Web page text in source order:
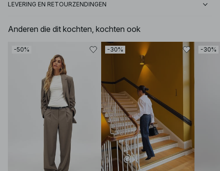
LEVERING EN RETOURZENDINGEN
Anderen die dit kochten, kochten ook
-50% -30% -30%